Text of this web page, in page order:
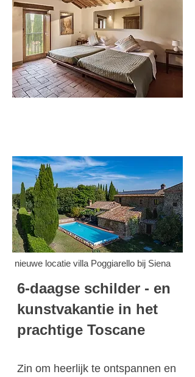
nieuwe locatie villa Poggiarello bij Siena
6-daagse schilder - en
kunstvakantie in het
prachtige Toscane
Zin om heerlijk te ontspannen en